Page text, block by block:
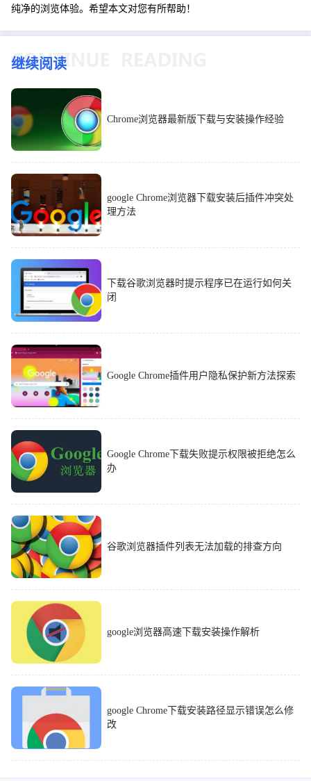
纯净的浏览体验。希望本文对您有所帮助！
继续阅读
Chrome浏览器最新版下载与安装操作经验
google Chrome浏览器下载安装后插件冲突处
理方法
下载谷歌浏览器时提示程序已在运行如何关
闭
Google Chrome插件用户隐私保护新方法探索
Google Chrome下载失败提示权限被拒绝怎么
办
谷歌浏览器插件列表无法加载的排查方向
google浏览器高速下载安装操作解析
google Chrome下载安装路径显示错误怎么修
改